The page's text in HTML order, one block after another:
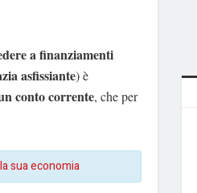
a finanziamenti
asfissiante) è
conto corrente, che per
sua economia